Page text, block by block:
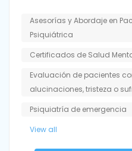
Asesorías y Abordaje en
Psiquiátrica
Certificados de Salud
Evaluación de pacientes
alucinaciones, tristeza o
Psiquiatría de emergencia
View all